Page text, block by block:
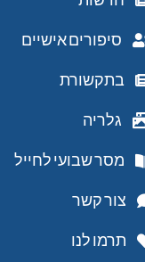
סיפורים אישיים
בתקשורת
גלריה
מסר שבועי לחייל
צור קשר
תרמו לנו